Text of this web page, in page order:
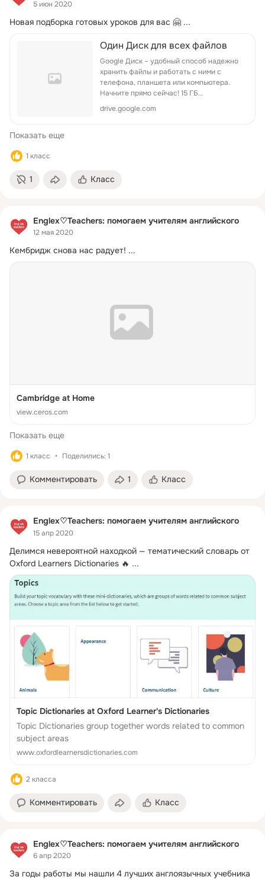
5 июн 2020
Новая подборка готовых уроков для вас 🤗 ...
Один Диск для всех файлов
Google Диск – удобный способ надежно
хранить файлы и работать с ними с
телефона, планшета или компьютера.
Начните прямо сейчас! 15 ГБ
пространства в хранилище Google –
бесплатно.
drive.google.com
Показать еще
1 класс
1 Класс
Englex♡Teachers: помогаем учителям английского
12 мая 2020
Кембридж снова нас радует! ...
Cambridge at Home
view.ceros.com
Показать еще
1 класс Поделились: 1
Комментировать 1 Класс
Englex♡Teachers: помогаем учителям английского
15 апр 2020
Делимся невероятной находкой — тематический словарь от
Oxford Learners Dictionaries 🔥 ...
Topic Dictionaries at Oxford Learner's Dictionaries
Topic Dictionaries group together words related to common
subject areas
www.oxfordlearnersdictionaries.com
2 класса
Комментировать Класс
Englex♡Teachers: помогаем учителям английского
6 апр 2020
За годы работы мы нашли 4 лучших англоязычных учебника